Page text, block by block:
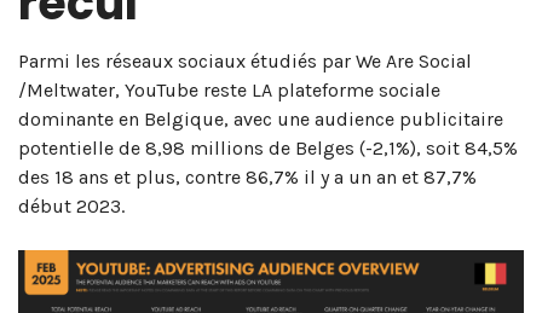
Parmi les réseaux sociaux étudiés par We Are Social
/Meltwater, YouTube reste LA plateforme sociale
dominante en Belgique, avec une audience publicitaire
potentielle de 8,98 millions de Belges (-2,1%), soit 84,5%
des 18 ans et plus, contre 86,7% il y a un an et 87,7%
début 2023.